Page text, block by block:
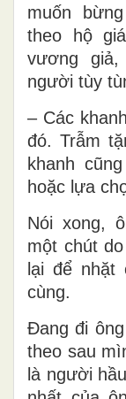
muốn
theo hộ
vương
người tùy
– Các
đó. Trẫm
khanh
hoặc lựa
Nói xong,
một chút
lại để nhặt
cùng.
Đang đi
theo sau
là người